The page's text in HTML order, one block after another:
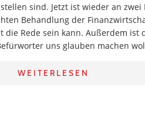
sind. Jetzt ist wieder an
Behandlung der
Rede sein kann. Außerdem ist
uns glauben machen
WEITERLESEN